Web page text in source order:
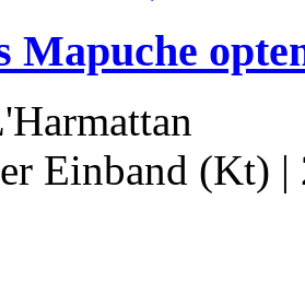
Mapuche
Einband (Kt) |